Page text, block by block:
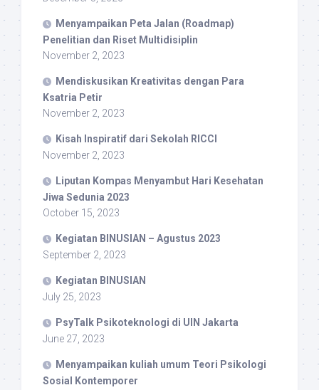
Menyampaikan Peta Jalan (Roadmap)
Penelitian dan Riset Multidisiplin
November 2, 2023
Mendiskusikan Kreativitas dengan Para
Ksatria Petir
November 2, 2023
Kisah Inspiratif dari Sekolah RICCI
November 2, 2023
Liputan Kompas Menyambut Hari Kesehatan
Jiwa Sedunia 2023
October 15, 2023
Kegiatan BINUSIAN – Agustus 2023
September 2, 2023
Kegiatan BINUSIAN
July 25, 2023
PsyTalk Psikoteknologi di UIN Jakarta
June 27, 2023
Menyampaikan kuliah umum Teori Psikologi
Sosial Kontemporer